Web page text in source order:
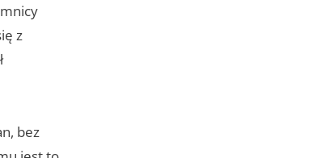
z
bez